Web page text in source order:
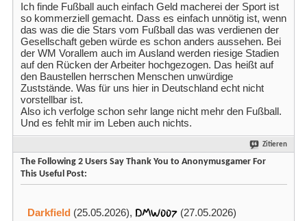
Ich finde Fußball auch einfach Geld macherei der Sport ist
so kommerziell gemacht. Dass es einfach unnötig ist, wenn
das was die die Stars vom Fußball das was verdienen der
Gesellschaft geben würde es schon anders aussehen. Bei
der WM Vorallem auch im Ausland werden riesige Stadien
auf den Rücken der Arbeiter hochgezogen. Das heißt auf
den Baustellen herrschen Menschen unwürdige
Zuststände. Was für uns hier in Deutschland echt nicht
vorstellbar ist.
Also ich verfolge schon sehr lange nicht mehr den Fußball.
Und es fehlt mir im Leben auch nichts.
Zitieren
The Following 2 Users Say Thank You to Anonymusgamer For
This Useful Post:
Darkfield (25.05.2026), DMW007 (27.05.2026)